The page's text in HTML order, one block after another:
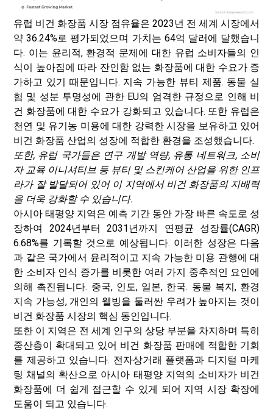
유럽 ​​비건 화장품 시장 점유율은 2023년 전 세계 시장에서
약 36.24%로 평가되었으며 가치는 64억 달러에 달했습니
다. 이는 윤리적, 환경적 문제에 대한 유럽 소비자들의 인
식이 높아짐에 따라 잔인함 없는 화장품에 대한 수요가 증
가하고 있기 때문입니다. 지속 가능한 뷰티 제품. 동물 실
험 및 성분 투명성에 관한 EU의 엄격한 규정으로 인해 비
건 화장품에 대한 수요가 강화되고 있습니다. 또한 유럽은
천연 및 유기농 미용에 대한 강력한 시장을 보유하고 있어
비건 화장품 산업의 성장에 적합한 환경을 조성했습니다.
또한, 유럽 국가들은 연구 개발 역량, 유통 네트워크, 소비
자 교육 이니셔티브 등 뷰티 및 스킨케어 산업을 위한 인프
라가 잘 발달되어 있어 이 지역에서 비건 화장품의 지배력
을 더욱 강화할 수 있습니다.
아시아 태평양 지역은 예측 기간 동안 가장 빠른 속도로 성
장하여 2024년부터 2031년까지 연평균 성장률(CAGR)
6.68%를 기록할 것으로 예상됩니다. 이러한 성장은 다음
과 같은 국가에서 윤리적이고 지속 가능한 미용 관행에 대
한 소비자 인식 증가를 비롯한 여러 가지 중추적인 요인에
의해 촉진됩니다. 중국, 인도, 일본, 한국. 동물 복지, 환경
지속 가능성, 개인의 웰빙을 둘러싼 우려가 높아지는 것이
비건 화장품 시장의 핵심 동인입니다.
또한 이 지역은 전 세계 인구의 상당 부분을 차지하며 특히
중산층이 확대되고 있어 비건 화장품 판매에 적합한 기회
를 제공하고 있습니다. 전자상거래 플랫폼과 디지털 마케
팅 채널의 확산으로 아시아 태평양 지역의 소비자가 비건
화장품에 더 쉽게 접근할 수 있게 되어 지역 시장 확장에
도움이 되고 있습니다.